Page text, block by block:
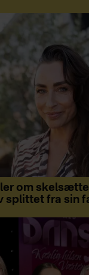
om
splittet fra sin